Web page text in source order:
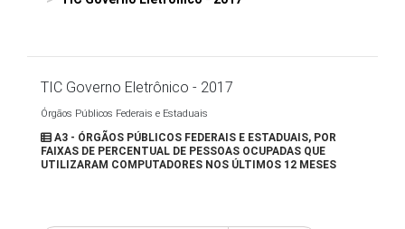
TIC Governo Eletrônico - 2017
Órgãos Públicos Federais e Estaduais
A3 - ÓRGÃOS PÚBLICOS FEDERAIS E ESTADUAIS, POR
FAIXAS DE PERCENTUAL DE PESSOAS OCUPADAS QUE
UTILIZARAM COMPUTADORES NOS ÚLTIMOS 12 MESES